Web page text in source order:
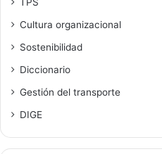
Cultura organizacional
Sostenibilidad
Diccionario
Gestión del transporte
DIGE